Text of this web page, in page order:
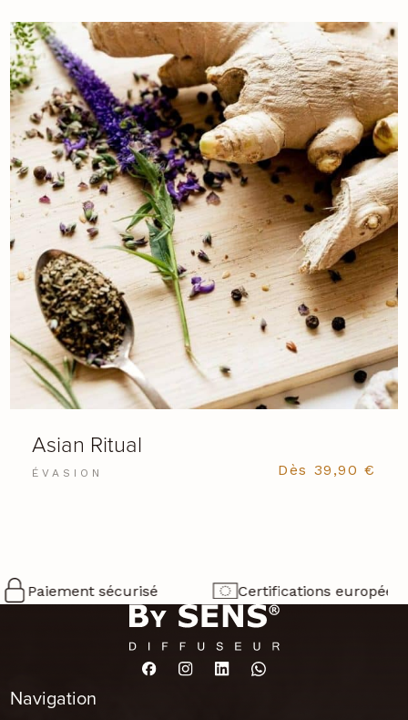
Asian Ritual
ÉVASION Dès 39,90€
sécurisé Certifications européennes
Navigation